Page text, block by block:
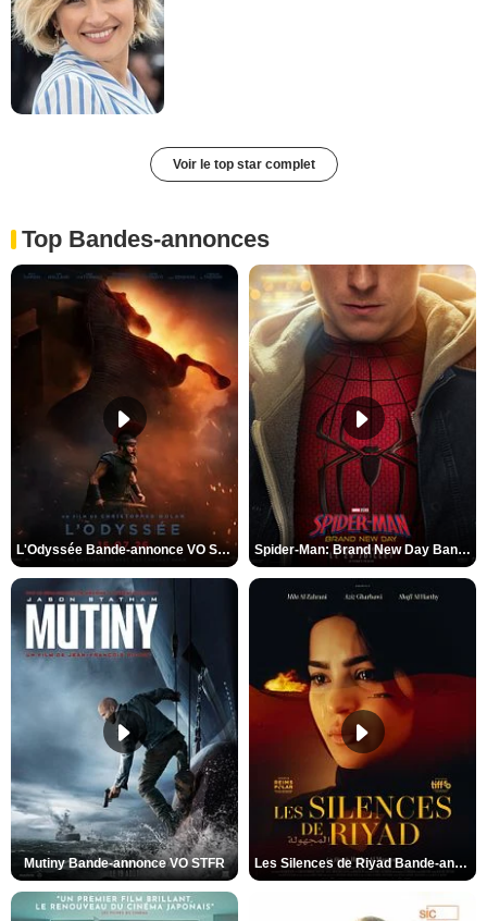
Voir le top star complet
Top Bandes-annonces
L'Odyssée Bande-annonce VO STFR Spider-Man: Brand New Day Bande-annonce VO STFR
Mutiny Bande-annonce VO STFR Les Silences de Riyad Bande-annonce VO STFR